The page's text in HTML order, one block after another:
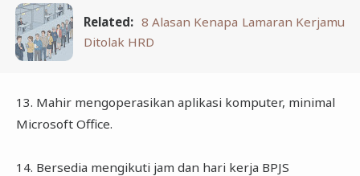
Related: 8 Alasan Kenapa Lamaran Kerjamu
Ditolak HRD
13. Mahir mengoperasikan aplikasi komputer, minimal
Microsoft Office.
14. Bersedia mengikuti jam dan hari kerja BPJS